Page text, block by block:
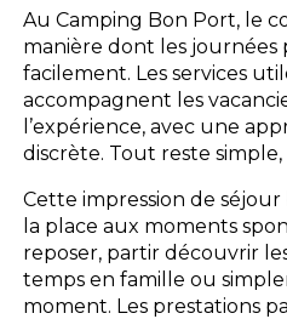
Les infos
Au Camping Bon Port, le
manière dont les journées
facilement. Les services
accompagnent les
l’expérience, avec une
discrète. Tout reste
Cette impression de séjour
la place aux moments
reposer, partir découvrir
temps en famille ou
moment. Les prestations